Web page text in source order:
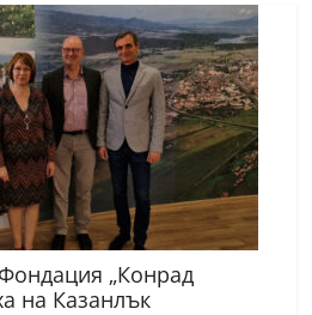
„Конрад
на Казанлък